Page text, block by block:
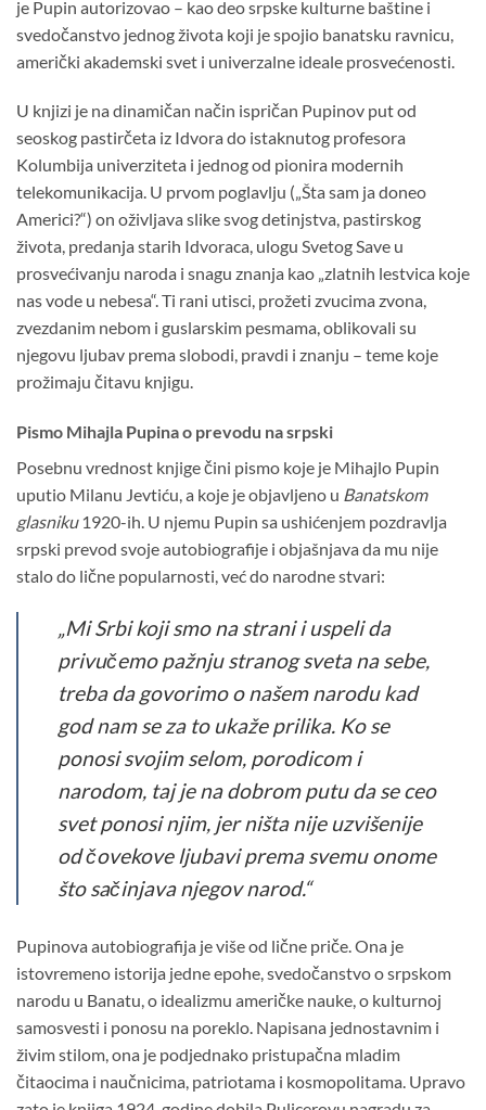
je Pupin autorizovao – kao deo srpske kulturne baštine i
svedočanstvo jednog života koji je spojio banatsku ravnicu,
američki akademski svet i univerzalne ideale prosvećenosti.
U knjizi je na dinamičan način ispričan Pupinov put od
seoskog pastirčeta iz Idvora do istaknutog profesora
Kolumbija univerziteta i jednog od pionira modernih
telekomunikacija. U prvom poglavlju („Šta sam ja doneo
Americi?“) on oživljava slike svog detinjstva, pastirskog
života, predanja starih Idvoraca, ulogu Svetog Save u
prosvećivanju naroda i snagu znanja kao „zlatnih lestvica koje
nas vode u nebesa“. Ti rani utisci, prožeti zvucima zvona,
zvezdanim nebom i guslarskim pesmama, oblikovali su
njegovu ljubav prema slobodi, pravdi i znanju – teme koje
prožimaju čitavu knjigu.
Pismo Mihajla Pupina o prevodu na srpski
Posebnu vrednost knjige čini pismo koje je Mihajlo Pupin
uputio Milanu Jevtiću, a koje je objavljeno u Banatskom
glasniku1920-ih. U njemu Pupin sa ushićenjem pozdravlja
srpski prevod svoje autobiografije i objašnjava da mu nije
stalo do lične popularnosti, već do narodne stvari:
„Mi Srbi koji smo na strani i uspeli da
privučemo pažnju stranog sveta na sebe,
treba da govorimo o našem narodu kad
god nam se za to ukaže prilika. Ko se
ponosi svojim selom, porodicom i
narodom, taj je na dobrom putu da se ceo
svet ponosi njim, jer ništa nije uzvišenije
od čovekove ljubavi prema svemu onome
što sačinjava njegov narod.“
Pupinova autobiografija je više od lične priče. Ona je
istovremeno istorija jedne epohe, svedočanstvo o srpskom
narodu u Banatu, o idealizmu američke nauke, o kulturnoj
samosvesti i ponosu na poreklo. Napisana jednostavnim i
živim stilom, ona je podjednako pristupačna mladim
čitaocima i naučnicima, patriotama i kosmopolitama. Upravo